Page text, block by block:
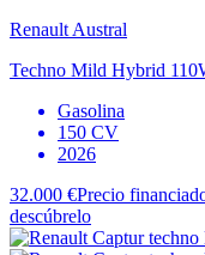
Renault Austral
Techno Mild Hybrid
Gasolina
150 CV
2026
32.000 €Precio
descúbrelo